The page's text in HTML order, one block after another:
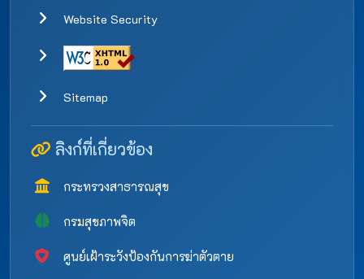
Website Security
Sitemap
ลิงก์ที่เกี่ยวข้อง
กระทรวงสาธารณสุข
กรมสุขภาพจิต
ศูนย์เฝ้าระวังป้องกันการฆ่าตัวตาย